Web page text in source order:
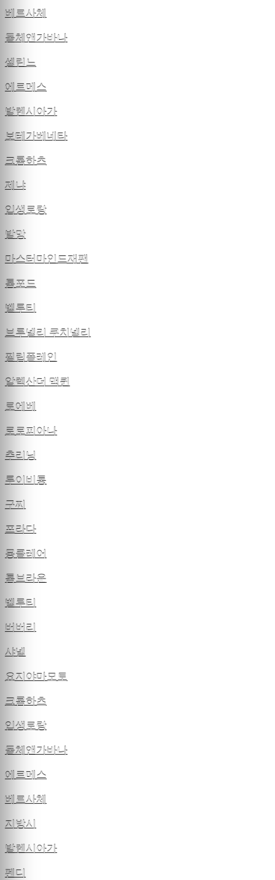
베르사체
돌체앤가바나
셀린느
에르메스
발렌시아가
보테가베네타
크롬하츠
제냐
입생로랑
발망
마스터마인드재팬
톰포드
벨루티
브루넬리 쿠치넬리
필립플레인
알렉산더 맥퀸
로에베
로로피아나
추리닝
루이비통
구찌
프라다
몽클레어
톰브라운
벨루티
버버리
샤넬
요지야마모토
크롬하츠
입생로랑
돌체앤가바나
에르메스
베르사체
지방시
발렌시아가
펜디